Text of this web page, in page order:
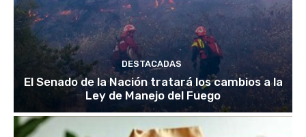
DESTACADAS
El Senado de la Nación tratará los cambios a la
Ley de Manejo del Fuego